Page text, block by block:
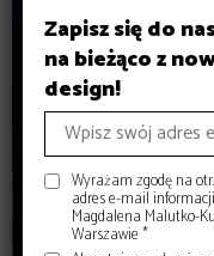
Zapisz się do
na bieżąco z
design!
Wyrażam zgodę na
adres e-mail
Magdalena Malutko-
Warszawie *